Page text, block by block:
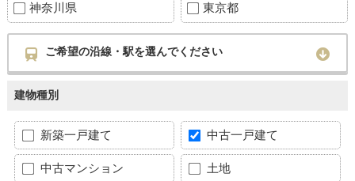
神奈川県 東京都
ご希望の沿線・駅を選んでください
建物種別
新築一戸建て 中古一戸建て
中古マンション 土地